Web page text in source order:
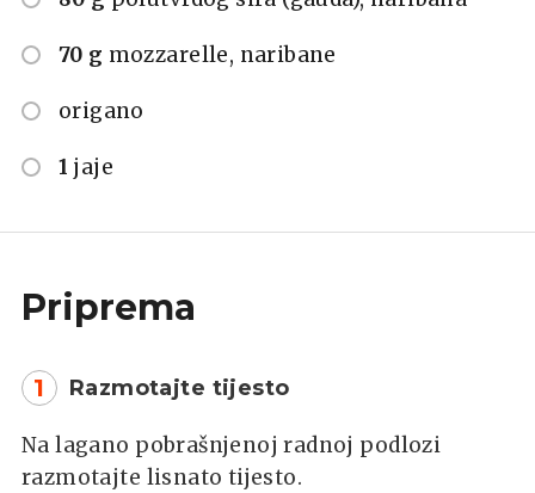
70 g mozzarelle, naribane
origano
1 jaje
Priprema
1 Razmotajte tijesto
Na lagano pobrašnjenoj radnoj podlozi
razmotajte lisnato tijesto.